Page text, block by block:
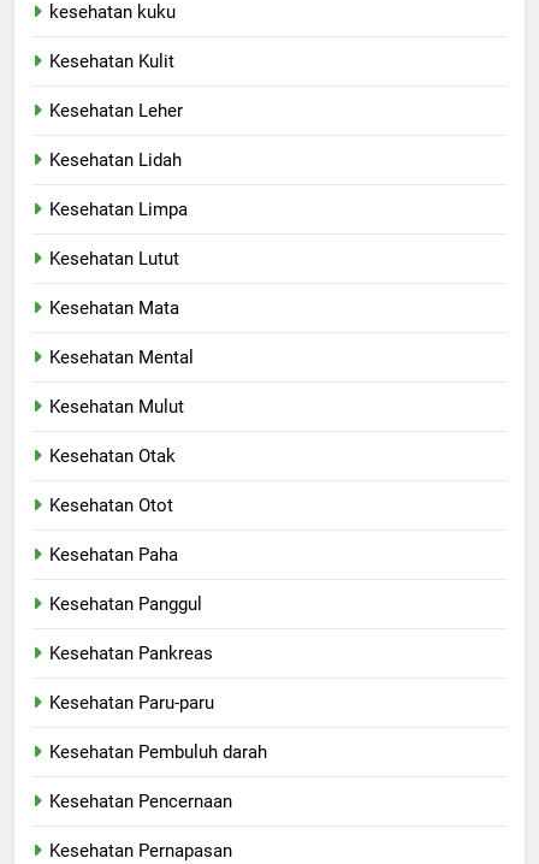
kesehatan kuku
Kesehatan Kulit
Kesehatan Leher
Kesehatan Lidah
Kesehatan Limpa
Kesehatan Lutut
Kesehatan Mata
Kesehatan Mental
Kesehatan Mulut
Kesehatan Otak
Kesehatan Otot
Kesehatan Paha
Kesehatan Panggul
Kesehatan Pankreas
Kesehatan Paru-paru
Kesehatan Pembuluh darah
Kesehatan Pencernaan
Kesehatan Pernapasan